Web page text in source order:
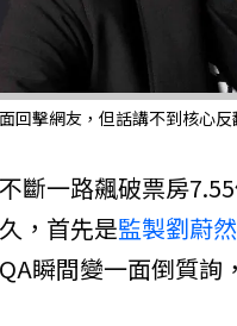
擊網友，但話講不到核心反
斷一路飆破票房
，首先是監製劉蔚然
瞬間變一面倒質